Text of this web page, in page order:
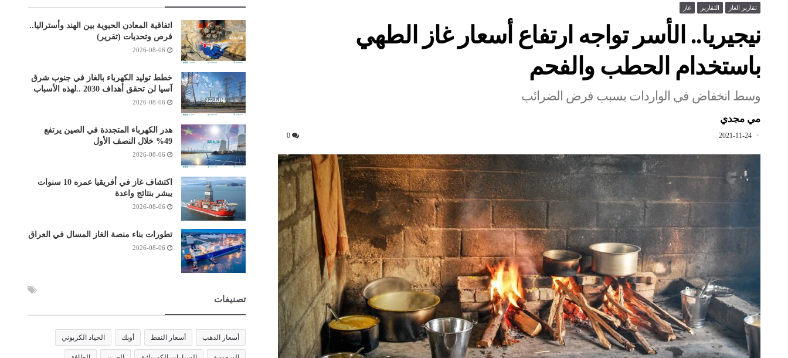
تقارير الغاز التقارير غاز
نيجيريا.. الأسر تواجه ارتفاع أسعار غاز الطهي
باستخدام الحطب والفحم
وسط انخفاض في الواردات بسبب فرض الضرائب
مي مجدي
2021-11-24
0
اتفاقية المعادن الحيوية بين الهند وأستراليا..
فرص وتحديات (تقرير)
2026-08-06
خطط توليد الكهرباء بالغاز في جنوب شرق
آسيا لن تحقق أهداف 2030 ..لهذه الأسباب
2026-08-06
هدر الكهرباء المتجددة في الصين يرتفع
49% خلال النصف الأول
2026-08-06
اكتشاف غاز في أفريقيا عمره 10 سنوات
يبشر بنتائج واعدة
2026-08-06
تطورات بناء منصة الغاز المسال في العراق
2026-08-06
تصنيفات
أسعار الذهب أسعار النفط أوبك الحياد الكربوني